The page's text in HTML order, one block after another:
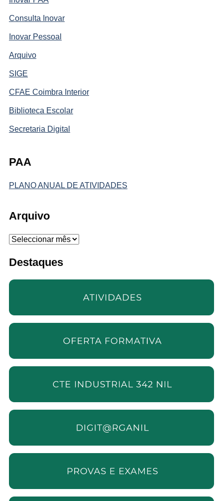
Consulta Inovar
Inovar Pessoal
Arquivo
SIGE
CFAE Coimbra Interior
Biblioteca Escolar
Secretaria Digital
PAA
PLANO ANUAL DE ATIVIDADES
Arquivo
Arquivo
Destaques